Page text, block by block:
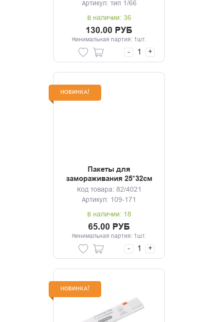
Артикул: тип 1/66
В наличии: 36
130.00 РУБ
Минимальная партия: 1шт.
- +
НОВИНКА!
Пакеты для
замораживания 25*32см
30шт
Код товара: 82/4021
Артикул: 109-171
В наличии: 18
65.00 РУБ
Минимальная партия: 1шт.
- +
НОВИНКА!